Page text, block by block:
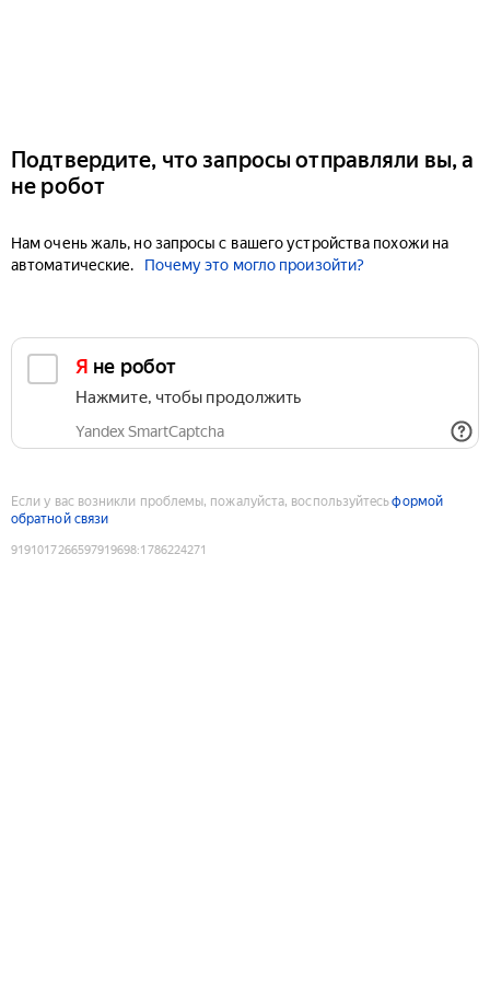
Подтвердите, что запросы отправляли вы, а
не робот
Нам очень жаль, но запросы с вашего устройства похожи на
автоматические.
Почему это могло произойти?
Я не робот
Нажмите, чтобы продолжить
Yandex SmartCaptcha
Если у вас возникли проблемы, пожалуйста, воспользуйтесьформой
обратной связи
9191017266597919698:1786224271